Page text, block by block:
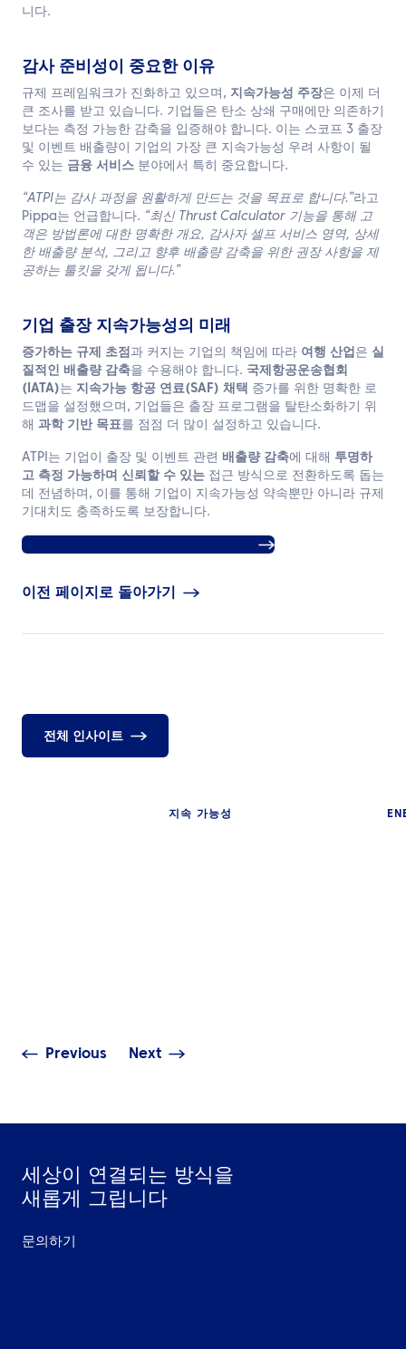
니다.
감사 준비성이 중요한 이유
규제 프레임워크가 진화하고 있으며, 지속가능성 주장은 이제 더
큰 조사를 받고 있습니다. 기업들은 탄소 상쇄 구매에만 의존하기
보다는 측정 가능한 감축을 입증해야 합니다. 이는 스코프 3 출장
및 이벤트 배출량이 기업의 가장 큰 지속가능성 우려 사항이 될
수 있는 금융 서비스 분야에서 특히 중요합니다.
“ATPI는 감사 과정을 원활하게 만드는 것을 목표로 합니다.”라고
Pippa는 언급합니다. “최신 Thrust Calculator 기능을 통해 고
객은 방법론에 대한 명확한 개요, 감사자 셀프 서비스 영역, 상세
한 배출량 분석, 그리고 향후 배출량 감축을 위한 권장 사항을 제
공하는 툴킷을 갖게 됩니다.”
기업 출장 지속가능성의 미래
증가하는 규제 초점 과 커지는 기업의 책임에 따라 여행 산업 은 실
질적인 배출량 감축을 수용해야 합니다. 국제항공운송협회
(IATA)는 지속가능 항공 연료(SAF) 채택 증가를 위한 명확한 로
드맵을 설정했으며, 기업들은 출장 프로그램을 탈탄소화하기 위
해 과학 기반 목표를 점점 더 많이 설정하고 있습니다.
ATPI는 기업이 출장 및 이벤트 관련 배출량 감축에 대해 투명하
고 측정 가능하며 신뢰할 수 있는 접근 방식으로 전환하도록 돕는
데 전념하며, 이를 통해 기업이 지속가능성 약속뿐만 아니라 규제
기대치도 충족하도록 보장합니다.
이전 페이지로 돌아가기
전체 인사이트
지속 가능성
Previous Next
세상이 연결되는 방식을
새롭게 그립니다
문의하기